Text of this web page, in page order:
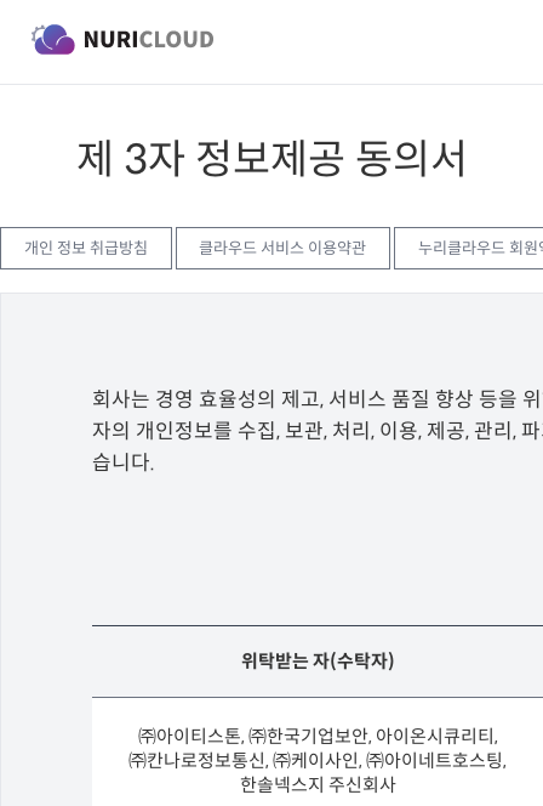
제 3자 정보제공 동의서
개인 정보 취급방침 클라우드 서비스 이용약관 누리클라우드 회원
회사는 경영 효율성의 제고, 서비스 품질 향상 등을
자의 개인정보를 수집, 보관, 처리, 이용, 제공, 관리,
습니다.
위탁받는 자(수탁자)
㈜아이티스톤, ㈜한국기업보안, 아이온시큐리티,
㈜칸나로정보통신, ㈜케이사인, ㈜아이네트호스팅,
한솔넥스지 주신회사